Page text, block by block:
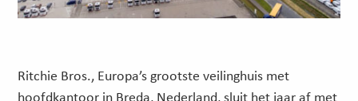
Ritchie Bros., Europa’s grootste veilinghuis met